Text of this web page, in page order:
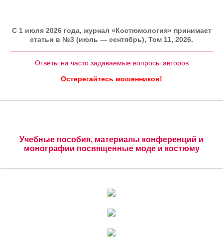
C 1 июля 2026 года, журнал «Костюмология» принимает
статьи в №3 (июль — сентябрь), Том 11, 2026.
Ответы на часто задаваемые вопросы авторов
Остерегайтесь мошенников!
Учебные пособия, материалы конференций и
монографии посвященные моде и костюму